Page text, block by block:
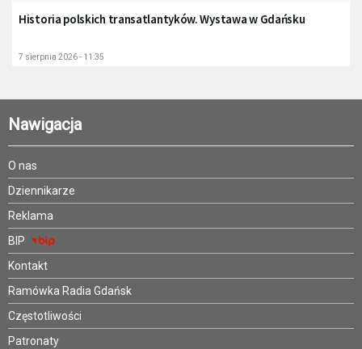
Historia polskich transatlantyków. Wystawa w Gdańsku
7 sierpnia 2026 - 11:35
Nawigacja
O nas
Dziennikarze
Reklama
BIP
Kontakt
Ramówka Radia Gdańsk
Częstotliwości
Patronaty